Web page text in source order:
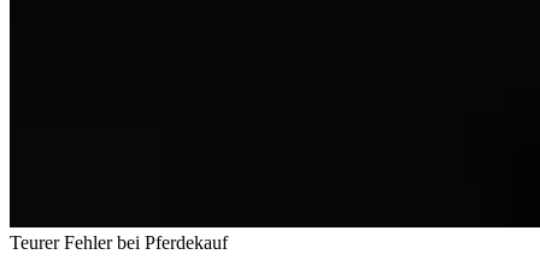
Teurer Fehler bei Pferdekauf